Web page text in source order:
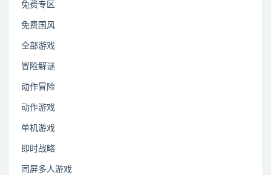
免费专区
免费国风
全部游戏
冒险解谜
动作冒险
动作游戏
单机游戏
即时战略
同屏多人游戏